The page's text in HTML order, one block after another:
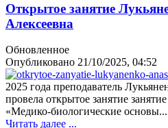
Открытое занятие
Алексеевна
Обновленное
Опубликовано 21/10/2025, 04:52
2025 года преподаватель
провела открытое занятие
«Медико-биологические основы...
Читать далее ...